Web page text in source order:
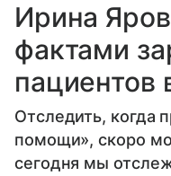
Ирина
фактами
пациентов
Отследить, когда
помощи», скоро
сегодня мы